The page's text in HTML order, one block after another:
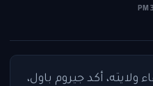
ولايته، أكد جيروم باول،